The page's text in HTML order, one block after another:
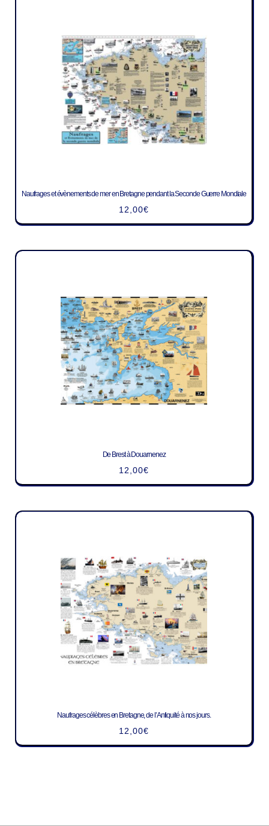
Naufrages et évènements de mer en Bretagne pendant la Seconde Guerre Mondiale
12,00€
De Brest à Douarnenez
12,00€
Naufrages célèbres en Bretagne, de l’Antiquité à nos jours.
12,00€